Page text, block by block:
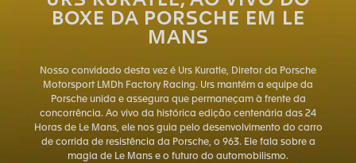
BOXE DA PORSCHE EM LE
MANS
Nosso convidado desta vez é Urs Kuratle, Diretor da Porsche
Motorsport LMDh Factory Racing. Urs mantém a equipe da
Porsche unida e assegura que permaneçam à frente da
concorrência. Ao vivo da histórica edição centenária das 24
Horas de Le Mans, ele nos guia pelo desenvolvimento do carro
de corrida de resistência da Porsche, o 963. Ele fala sobre a
magia de Le Mans e o futuro do automobilismo.